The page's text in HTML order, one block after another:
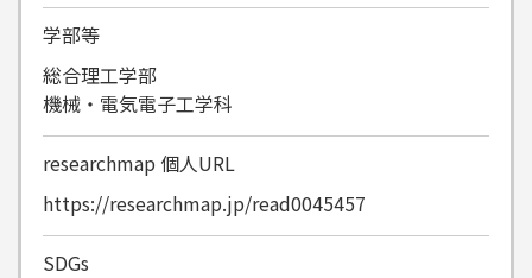
学部等
総合理工学部
機械・電気電子工学科
researchmap 個人URL
https://researchmap.jp/read0045457
SDGs